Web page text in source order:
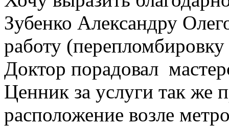
Зубенко Александру
работу
Доктор порадовал
Ценник за услуги так же
расположение возле